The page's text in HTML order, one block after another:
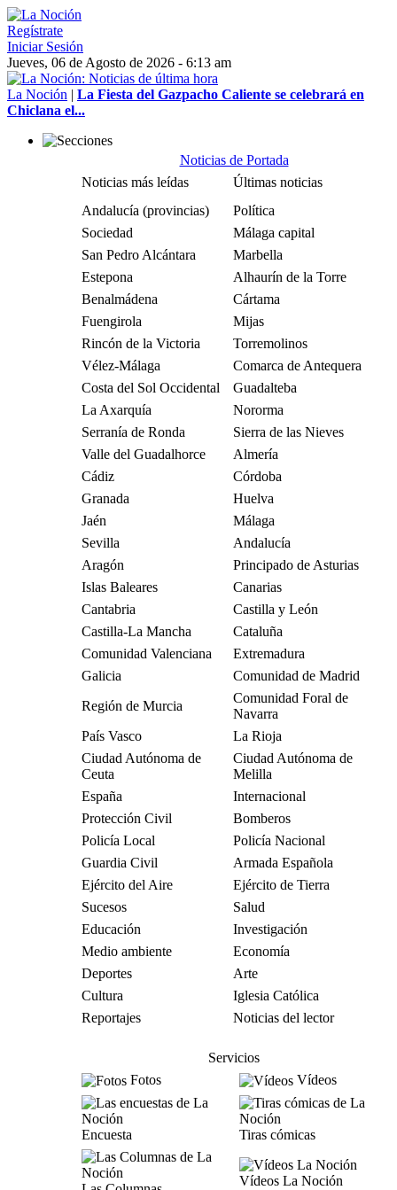
Regístrate
Iniciar Sesión
Jueves, 06 de Agosto de 2026 - 6:13 am
La Noción | La Fiesta del Gazpacho Caliente se celebrará en
Chiclana el...
Noticias de Portada
Noticias más leídas
Últimas noticias
Andalucía (provincias)
Política
Sociedad
Málaga capital
San Pedro Alcántara
Marbella
Estepona
Alhaurín de la Torre
Benalmádena
Cártama
Fuengirola
Mijas
Rincón de la Victoria
Torremolinos
Vélez-Málaga
Comarca de Antequera
Costa del Sol Occidental
Guadalteba
La Axarquía
Nororma
Serranía de Ronda
Sierra de las Nieves
Valle del Guadalhorce
Almería
Cádiz
Córdoba
Granada
Huelva
Jaén
Málaga
Sevilla
Andalucía
Aragón
Principado de Asturias
Islas Baleares
Canarias
Cantabria
Castilla y León
Castilla-La Mancha
Cataluña
Comunidad Valenciana
Extremadura
Galicia
Comunidad de Madrid
Región de Murcia
Comunidad Foral de
Navarra
País Vasco
La Rioja
Ciudad Autónoma de
Ceuta
Ciudad Autónoma de
Melilla
España
Internacional
Protección Civil
Bomberos
Policía Local
Policía Nacional
Guardia Civil
Armada Española
Ejército del Aire
Ejército de Tierra
Sucesos
Salud
Educación
Investigación
Medio ambiente
Economía
Deportes
Arte
Cultura
Iglesia Católica
Reportajes
Noticias del lector
Servicios
Fotos
Vídeos
Encuesta Tiras cómicas
Vídeos La Noción